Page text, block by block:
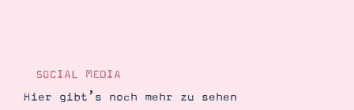
Tipps & Tricks
SOCIAL MEDIA
Hier gibt’s noch mehr zu sehen